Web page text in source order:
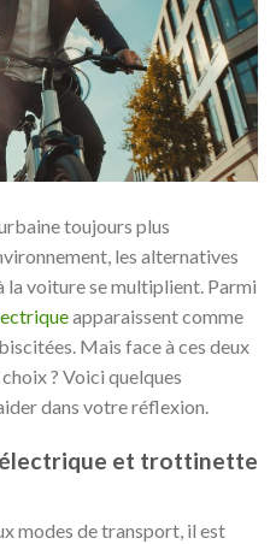
toujours plus
les alternatives
la voiture se multiplient. Parmi
apparaissent comme
Mais face à ces deux
? Voici quelques
dans votre réflexion.
et trottinette
modes de transport, il est